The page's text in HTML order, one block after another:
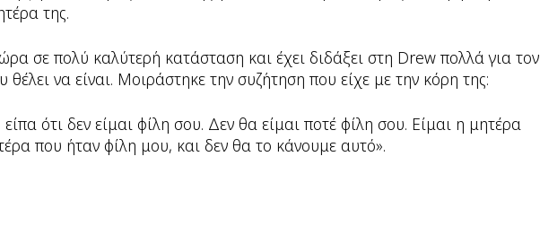
της.
σε πολύ καλύτερή κατάσταση και έχει διδάξει στη Drew πολλά για τον
θέλει να είναι. Μοιράστηκε την συζήτηση που είχε με την κόρη της:
ότι δεν είμαι φίλη σου. Δεν θα είμαι ποτέ φίλη σου. Είμαι η μητέρα
που ήταν φίλη μου, και δεν θα το κάνουμε αυτό».